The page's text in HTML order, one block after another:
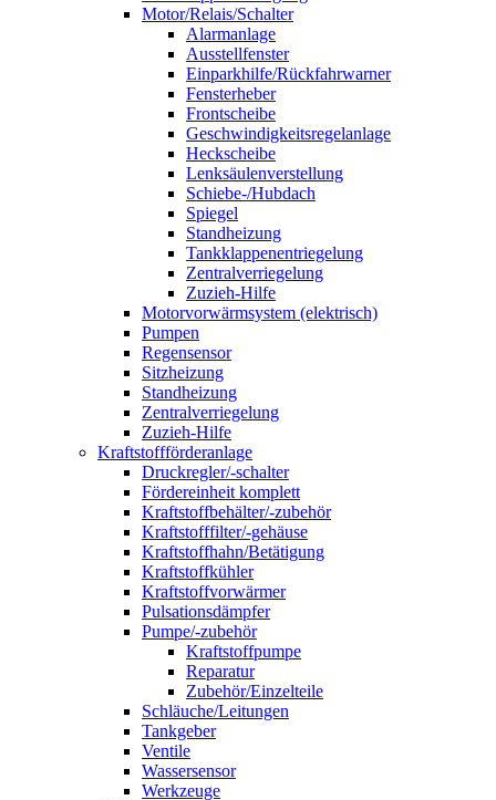
Motor/Relais/Schalter
Alarmanlage
Ausstellfenster
Einparkhilfe/Rückfahrwarner
Fensterheber
Frontscheibe
Geschwindigkeitsregelanlage
Heckscheibe
Lenksäulenverstellung
Schiebe-/Hubdach
Spiegel
Standheizung
Tankklappenentriegelung
Zentralverriegelung
Zuzieh-Hilfe
Motorvorwärmsystem (elektrisch)
Pumpen
Regensensor
Sitzheizung
Standheizung
Zentralverriegelung
Zuzieh-Hilfe
Kraftstoffförderanlage
Druckregler/-schalter
Fördereinheit komplett
Kraftstoffbehälter/-zubehör
Kraftstofffilter/-gehäuse
Kraftstoffhahn/Betätigung
Kraftstoffkühler
Kraftstoffvorwärmer
Pulsationsdämpfer
Pumpe/-zubehör
Kraftstoffpumpe
Reparatur
Zubehör/Einzelteile
Schläuche/Leitungen
Tankgeber
Ventile
Wassersensor
Werkzeuge